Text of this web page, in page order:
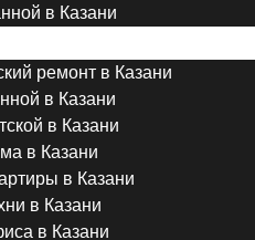
в Казани
ремонт в Казани
в Казани
в Казани
в Казани
в Казани
в Казани
в Казани